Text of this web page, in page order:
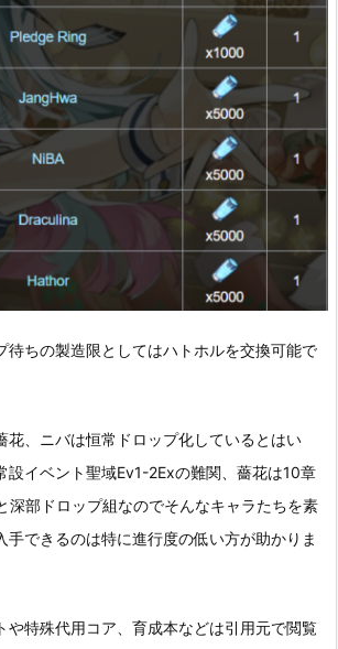
待ちの製造限としてはハトホルを交換可能で
花、ニバは恒常ドロップ化しているとはい
設イベント聖域Ev1-2Exの難関、薔花は10章
深部ドロップ組なのでそんなキャラたちを素
手できるのは特に進行度の低い方が助かりま
や特殊代用コア、育成本などは引用元で閲覧